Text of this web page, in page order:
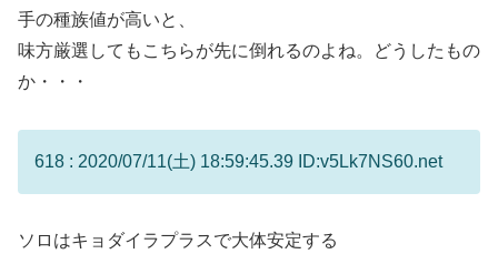
手の種族値が高いと、
味方厳選してもこちらが先に倒れるのよね。どうしたもの
か・・・
618 : 2020/07/11(土) 18:59:45.39 ID:v5Lk7NS60.net
ソロはキョダイラプラスで大体安定する